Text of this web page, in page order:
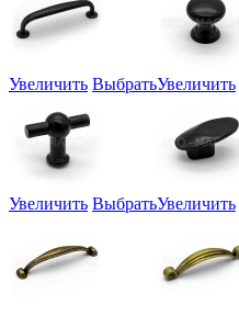
Увеличить ВыбратьУвеличить
Увеличить ВыбратьУвеличить